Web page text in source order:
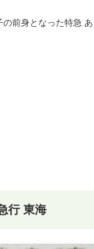
の前身となった特急
行 東海